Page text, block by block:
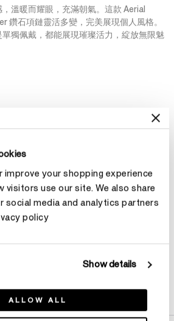
your shopping experience
visitors use our site. We also share
social media and analytics partners
policy
Show details
ALLOW ALL
溫暖而耀眼，充滿朝氣。這款 Aerial
鑽石項鏈靈活多變，完美展現個人風格。
獨佩戴，都能展現璀璨活力，綻放無限魅
預約